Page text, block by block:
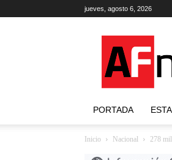
jueves, agosto 6, 2026
PORTADA
Inicio Nacional 278